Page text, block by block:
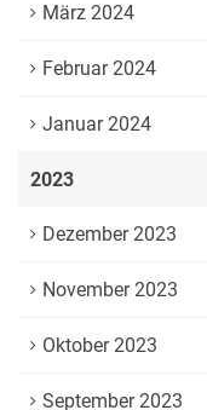
März 2024
Februar 2024
Januar 2024
2023
Dezember 2023
November 2023
Oktober 2023
September 2023